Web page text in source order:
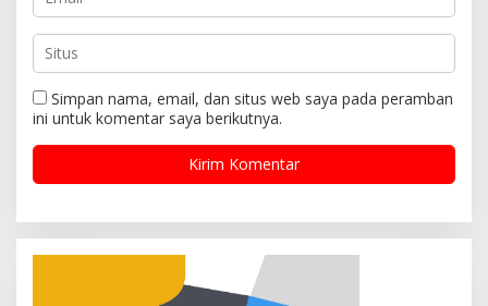
Simpan nama, email, dan situs web saya pada peramban
ini untuk komentar saya berikutnya.